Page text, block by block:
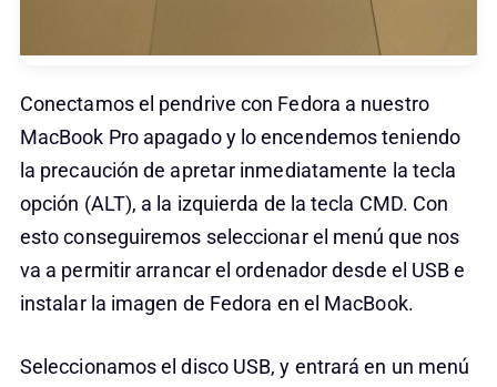
Conectamos el pendrive con Fedora a nuestro
MacBook Pro apagado y lo encendemos teniendo
la precaución de apretar inmediatamente la tecla
opción (ALT), a la izquierda de la tecla CMD. Con
esto conseguiremos seleccionar el menú que nos
va a permitir arrancar el ordenador desde el USB e
instalar la imagen de Fedora en el MacBook.
Seleccionamos el disco USB, y entrará en un menú